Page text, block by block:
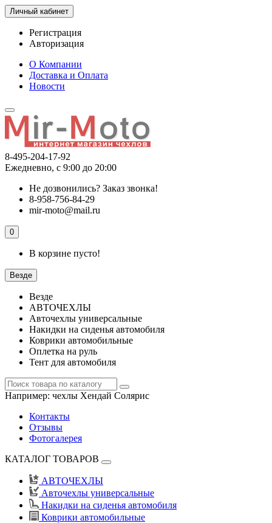
Личный кабинет
Регистрация
Авторизация
О Компании
Доставка и Оплата
Новости
8-495-204-17-92
Ежедневно, с 9:00 до 20:00
Не дозвонились? Заказ звонка!
8-958-756-84-29
mir-moto@mail.ru
0
В корзине пусто!
Везде
Везде
АВТОЧЕХЛЫ
Авточехлы универсальные
Накидки на сиденья автомобиля
Коврики автомобильные
Оплетка на руль
Тент для автомобиля
Например: чехлы Хендай Солярис
Контакты
Отзывы
Фотогалерея
КАТАЛОГ ТОВАРОВ
АВТОЧЕХЛЫ
Авточехлы универсальные
Накидки на сиденья автомобиля
Коврики автомобильные